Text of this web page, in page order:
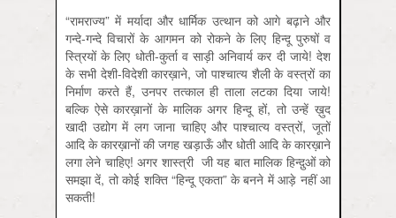
“रामराज्य” में मर्यादा और धार्मिक उत्था‍न को आगे बढ़ाने और
गन्दे-गन्दे विचारों के आगमन को रोकने के लिए हिन्दू पुरुषों व
स्त्रियों के लिए धोती-कुर्ता व साड़ी अनिवार्य कर दी जाये! देश
के सभी देशी-विदेशी कारख़ाने, जो पाश्चात्य शैली के वस्त्रों का
निर्माण करते हैं, उनपर तत्काल ही ताला लटका दिया जाये!
बल्कि ऐसे कारख़ानों के मालिक अगर हिन्दू हों, तो उन्हें ख़ुद
खादी उद्योग में लग जाना चाहिए और पाश्चात्य वस्त्रों, जूतों
आदि के कारख़ानों की जगह खड़ाऊँ और धोती आदि के कारख़ाने
लगा लेने चाहिए! अगर शास्त्री जी यह बात मालिक हिन्दु़ओं को
समझा दें, तो कोई शक्ति “हिन्दू एकता” के बनने में आड़े नहीं आ
सकती!